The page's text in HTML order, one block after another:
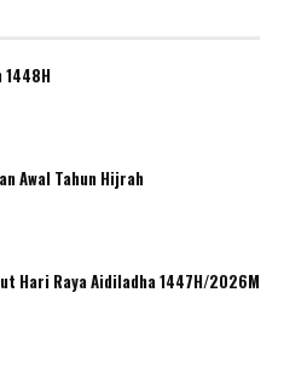
Awal Tahun Hijrah
Hari Raya Aidiladha 1447H/2026M